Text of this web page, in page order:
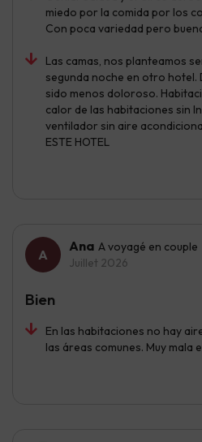
miedo por la comida por los
Con poca variedad pero
Las camas, nos planteamos
segunda noche en otro hotel.
sido menos doloroso.
calor de las habitaciones sin
ventilador sin aire
ESTE HOTEL
Ana A voyagé en couple
Juillet 2026
En las habitaciones no hay
las áreas comunes. Muy mala
Bien